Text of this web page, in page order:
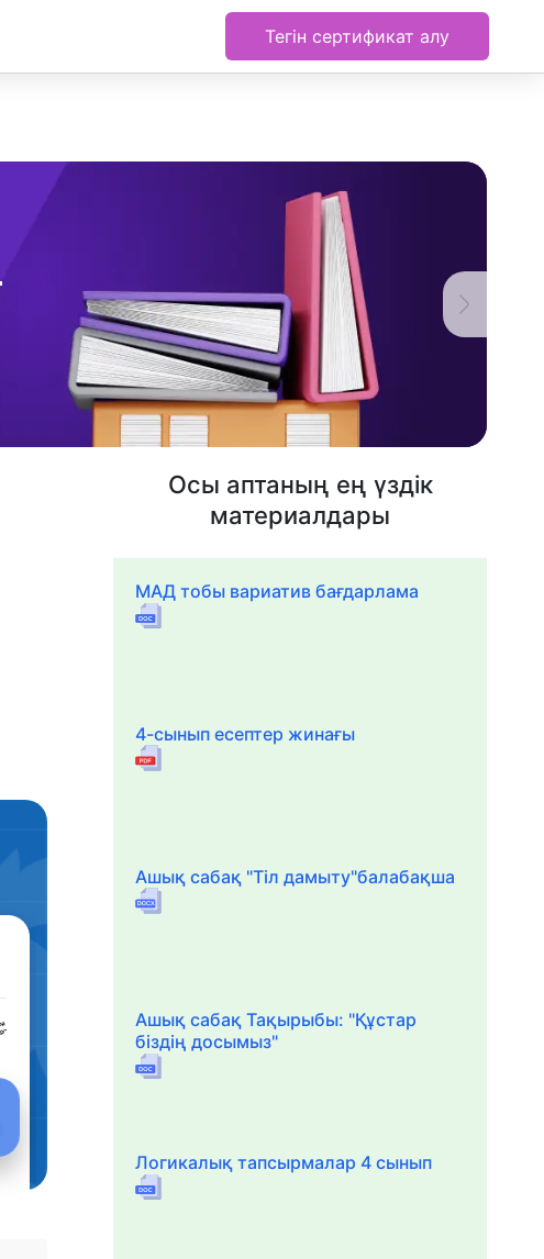
Тегін сертификат алу
Осы аптаның ең үздік
материалдары
МАД тобы вариатив бағдарлама
4-сынып есептер жинағы
Ашық сабақ "Тіл дамыту"балабақша
Ашық сабақ Тақырыбы: "Құстар
біздің досымыз"
Логикалық тапсырмалар 4 сынып